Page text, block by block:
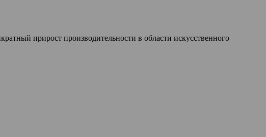
прирост производительности в области искусственного